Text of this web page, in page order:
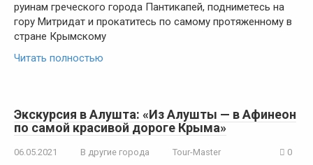
руинам греческого города Пантикапей, подниметесь на
гору Митридат и прокатитесь по самому протяженному в
стране Крымскому
Читать полностью
Экскурсия в Алушта: «Из Алушты — в Афинеон
по самой красивой дороге Крыма»
06.05.2021 В другие города Tour-Master 0